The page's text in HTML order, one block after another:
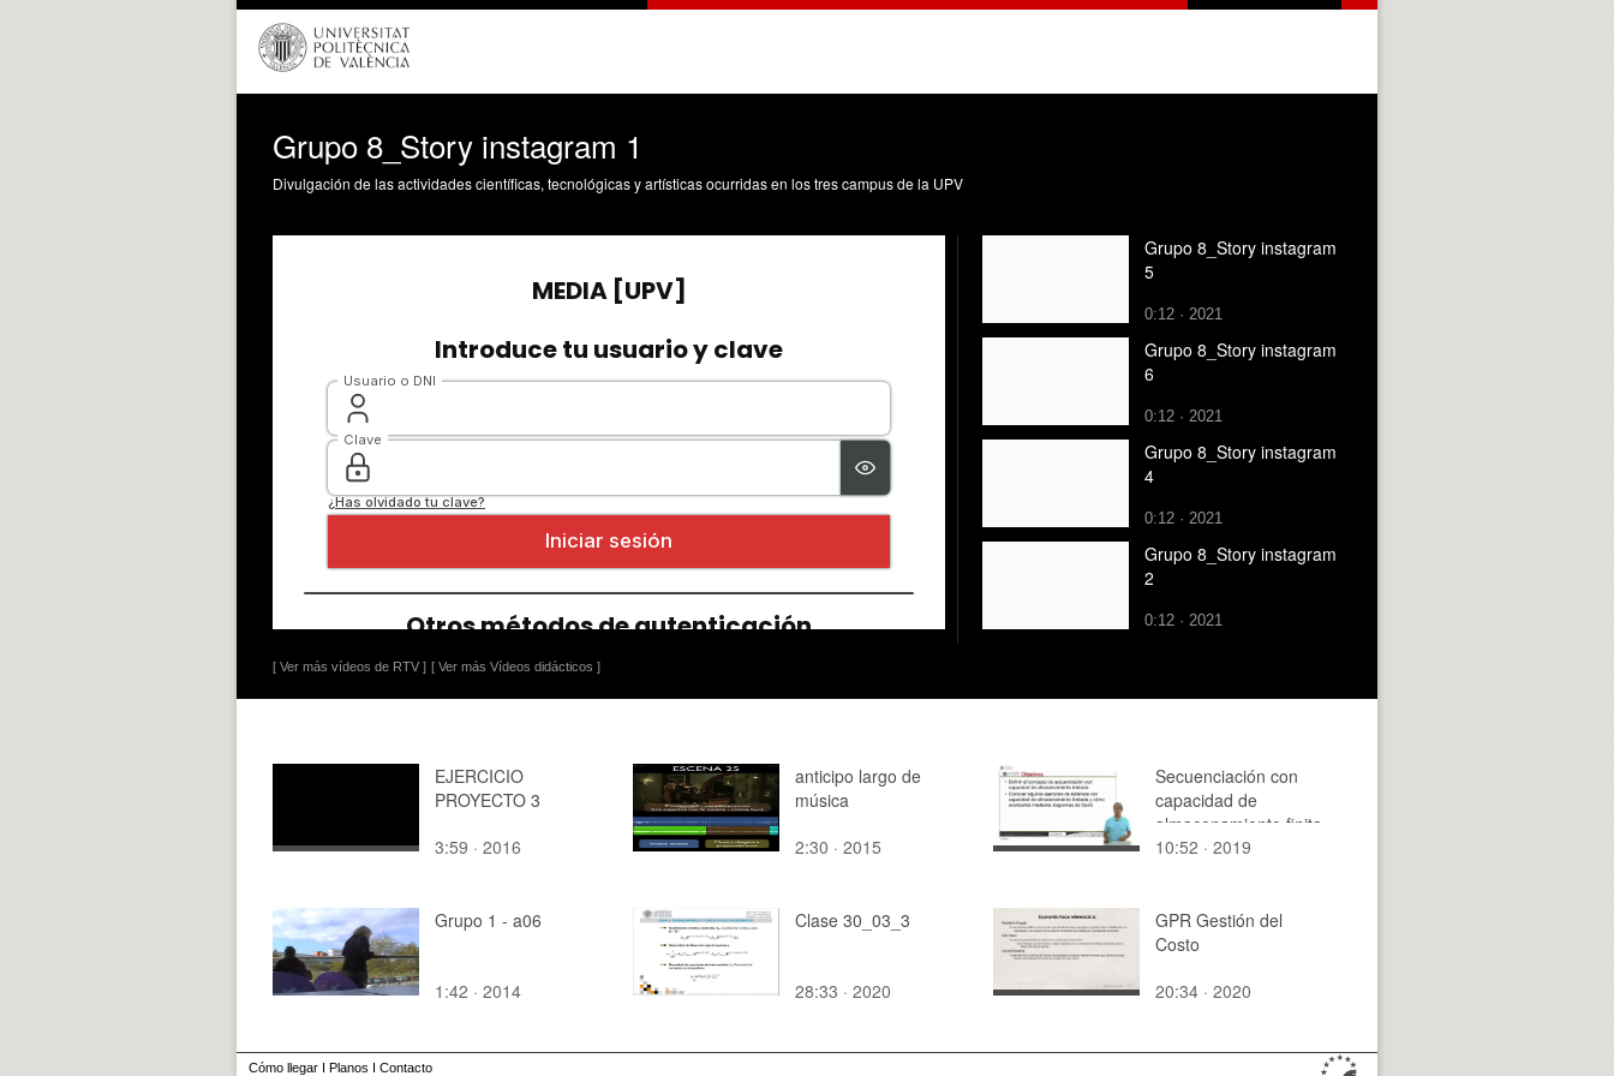
Grupo 8_Story instagram 1
Divulgación de las actividades científicas, tecnológicas y artísticas ocurridas en los tres campus de la UPV
[ Ver más vídeos de RTV ] [ Ver más Vídeos didácticos ]
Grupo 8_Story instagram
5
0:12 · 2021
Grupo 8_Story instagram
6
0:12 · 2021
Grupo 8_Story instagram
4
0:12 · 2021
Grupo 8_Story instagram
2
0:12 · 2021
EJERCICIO
PROYECTO 3
3:59 · 2016
anticipo largo de
música
2:30 · 2015
Secuenciación con
capacidad de
almacenamiento finita
10:52 · 2019
Grupo 1 - a06
1:42 · 2014
Clase 30_03_3
28:33 · 2020
GPR Gestión del
Costo
20:34 · 2020
Cómo llegar I Planos I Contacto